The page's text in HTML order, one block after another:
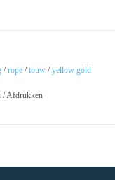
/rope /touw /yellow gold
/Afdrukken